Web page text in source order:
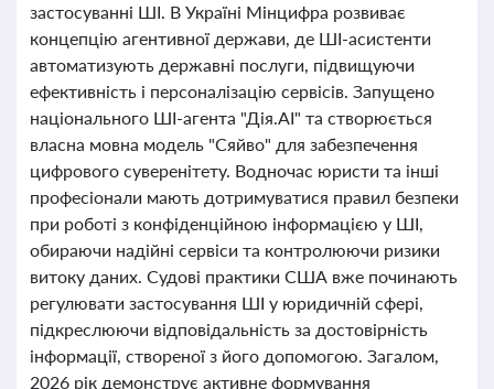
застосуванні ШІ. В Україні Мінцифра розвиває
концепцію агентивної держави, де ШІ-асистенти
автоматизують державні послуги, підвищуючи
ефективність і персоналізацію сервісів. Запущено
національного ШІ-агента "Дія.AI" та створюється
власна мовна модель "Сяйво" для забезпечення
цифрового суверенітету. Водночас юристи та інші
професіонали мають дотримуватися правил безпеки
при роботі з конфіденційною інформацією у ШІ,
обираючи надійні сервіси та контролюючи ризики
витоку даних. Судові практики США вже починають
регулювати застосування ШІ у юридичній сфері,
підкреслюючи відповідальність за достовірність
інформації, створеної з його допомогою. Загалом,
2026 рік демонструє активне формування